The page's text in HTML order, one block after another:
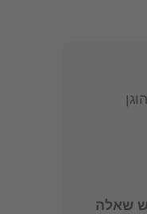
שאלה